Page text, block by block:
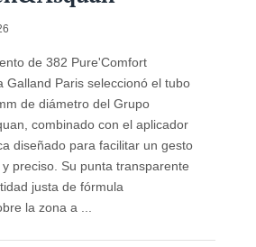
de 382 Pure'Comfort
Galland Paris seleccionó el tubo
de diámetro del Grupo
combinado con el aplicador
diseñado para facilitar un gesto
preciso. Su punta transparente
justa de fórmula
la zona a ...